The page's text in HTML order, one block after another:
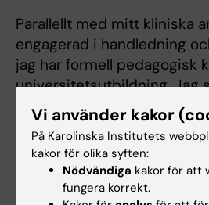
Parallellt med mitt kliniska
engagerad i handledning
jag har formell pedagogisk
universitetsutbildning. Jag
kvalitet i patientvård,
professionell utveckling
klinisk och akademisk
ortodonti.
Vi använder kakor
På Karolinska Institutets
kakor för olika syften:
Nödvändiga kakor för att
fungera korrekt.